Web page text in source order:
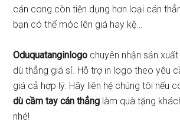
cán cong còn tiện dụng hơn loại cán
bạn có thể móc lên giá hay kệ…
Oduquatanginlogo chuyên nhận sản
dù thẳng giá sỉ. Hỗ trợ in logo theo yêu
giá cả hợp lý. Hãy liên hệ chúng tôi nếu
dù cầm tay cán thẳng làm quà tặng
nhé!